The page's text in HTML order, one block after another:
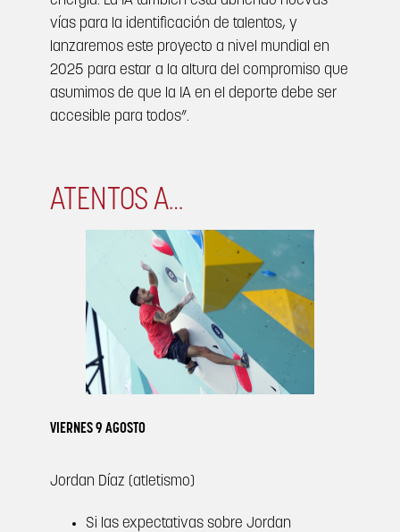
vías para la identificación de talentos, y
lanzaremos este proyecto a nivel mundial en
2025 para estar a la altura del compromiso que
asumimos de que la IA en el deporte debe ser
accesible para todos”.
ATENTOS A…
VIERNES 9 AGOSTO
Jordan Díaz (atletismo)
Si las expectativas sobre Jordan